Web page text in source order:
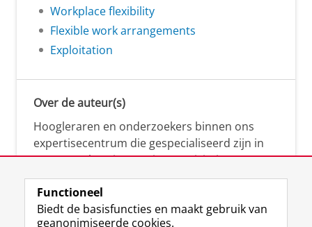
Workplace flexibility
Flexible work arrangements
Exploitation
Over de auteur(s)
Hoogleraren en onderzoekers binnen ons
expertisecentrum die gespecialiseerd zijn in
samenwerken, innovatie, creativiteit,
diversiteit, leiderschap en ethisch gedrag.
Functioneel
Biedt de basisfuncties en maakt gebruik van
geanonimiseerde cookies.